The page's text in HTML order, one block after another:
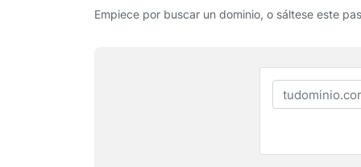
Empiece por buscar un dominio, o sáltese este